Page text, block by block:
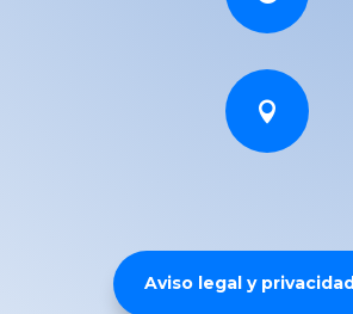

Aviso legal y privacidad